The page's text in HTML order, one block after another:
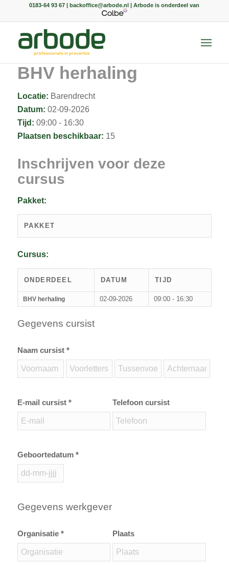
0183-64 93 67 | backoffice@arbode.nl | Arbode is onderdeel van
BHV herhaling
Locatie: Barendrecht
Datum: 02-09-2026
Tijd: 09:00 - 16:30
Plaatsen beschikbaar: 15
Inschrijven voor deze
cursus
Pakket:
PAKKET
Cursus:
ONDERDEEL DATUM TIJD
BHV herhaling 02-09-2026 09:00 - 16:30
Gegevens cursist
Naam cursist *
E-mail cursist * Telefoon cursist
Geboortedatum *
Gegevens werkgever
Organisatie * Plaats